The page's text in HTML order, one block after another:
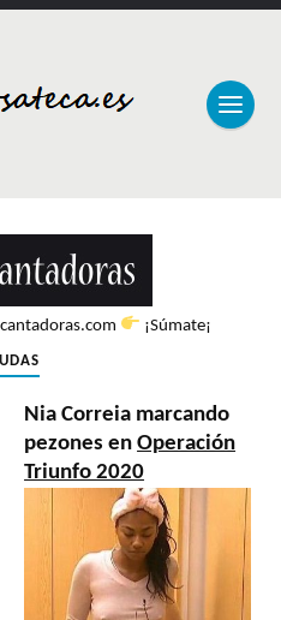
¡Súmate¡
Nia Correia marcando
pezones enOperación
Triunfo 2020